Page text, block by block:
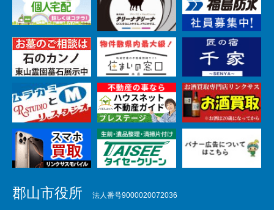
郡山市役所 法人番号9000020072036